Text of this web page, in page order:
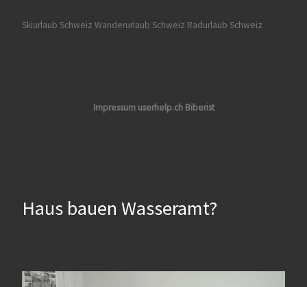
Skiurlaub Schweiz Wanderurlaub Schweiz Radurlaub Schweiz
Impressum userhelp.ch Biberist
Haus bauen Wasseramt?